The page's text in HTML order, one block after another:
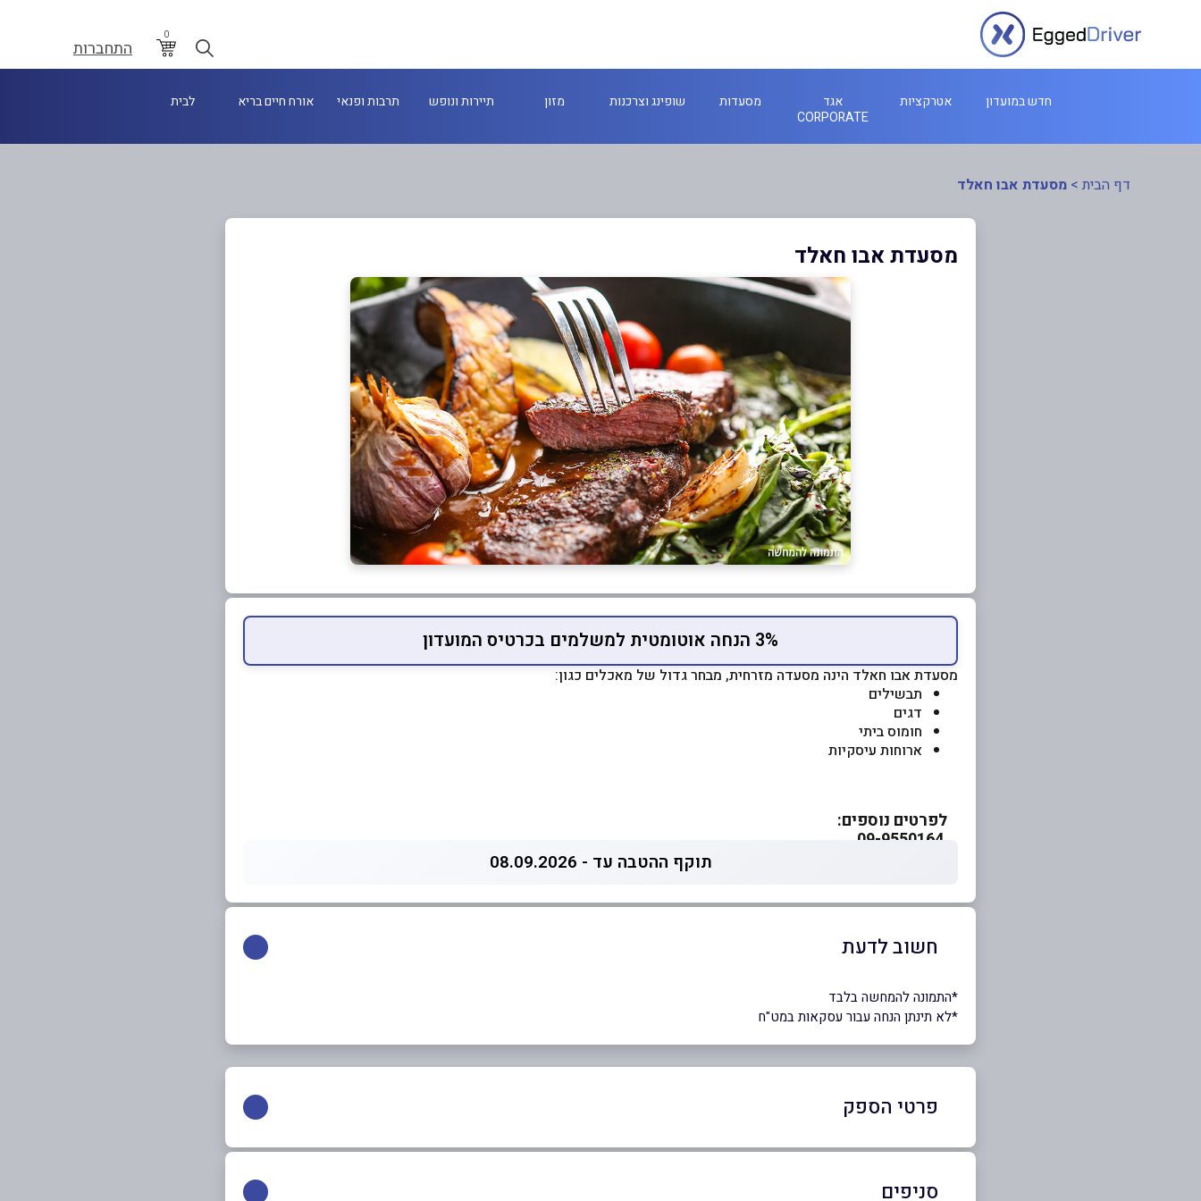
0
התחברות
חדש במועדון אטרקציות
אגד
CORPORATE
מסעדות שופינג וצרכנות מזון תיירות ונופש תרבות ופנאי אורח חיים בריא לבית
דף הבית > מסעדת אבו חאלד
מסעדת אבו חאלד
3% הנחה אוטומטית למשלמים בכרטיס המועדון
מסעדת אבו חאלד הינה מסעדה מזרחית, מבחר גדול של מאכלים כגון:
תבשילים
דגים
חומוס ביתי
ארוחות עיסקיות
לפרטים נוספים:
תוקף ההטבה עד - 08.09.2026
חשוב לדעת
*התמונה להמחשה בלבד
*לא תינתן הנחה עבור עסקאות במט"ח
פרטי הספק
09-9550164
|
054-7898803
סניפים